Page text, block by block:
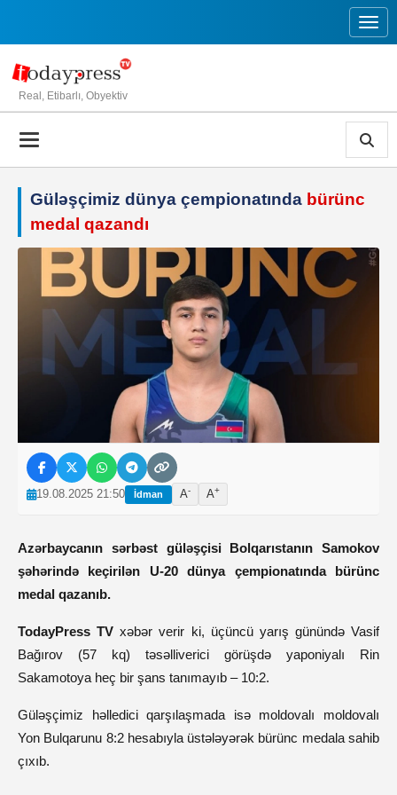
Real, Etibarlı, Obyektiv
Güləşçimiz dünya çempionatında bürünc
medal qazandı
19.08.2025 21:50 İdman A- A+
Azərbaycanın sərbəst güləşçisi Bolqarıstanın Samokov
şəhərində keçirilən U-20 dünya çempionatında bürünc
medal qazanıb.
TodayPress TVxəbər verir ki, üçüncü yarış günündə Vasif
Bağırov (57 kq) təsəlliverici görüşdə yaponiyalı Rin
Sakamotoya heç bir şans tanımayıb – 10:2.
Güləşçimiz həlledici qarşılaşmada isə moldovalı moldovalı
Yon Bulqarunu 8:2 hesabıyla üstələyərək bürünc medala sahib
çıxıb.